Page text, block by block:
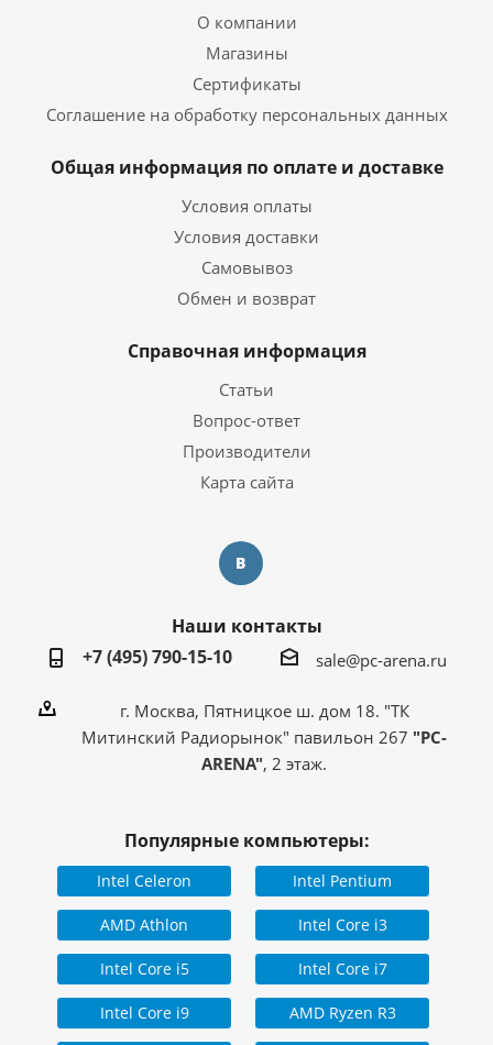
О компании
Магазины
Сертификаты
Соглашение на обработку персональных данных
Общая информация по оплате и доставке
Условия оплаты
Условия доставки
Самовывоз
Обмен и возврат
Справочная информация
Статьи
Вопрос-ответ
Производители
Карта сайта
Наши контакты
+7 (495) 790-15-10
sale@pc-arena.ru
г. Москва, Пятницкое ш. дом 18. "ТК
Митинский Радиорынок" павильон 267 "PC-
ARENA", 2 этаж.
Популярные компьютеры:
Intel Celeron Intel Pentium
AMD Athlon Intel Core i3
Intel Core i5 Intel Core i7
Intel Core i9 AMD Ryzen R3